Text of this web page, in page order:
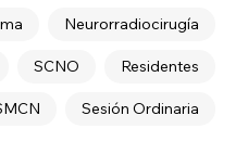
Neurorradiocirugía
Residentes
SCNO
Sesión Ordinaria